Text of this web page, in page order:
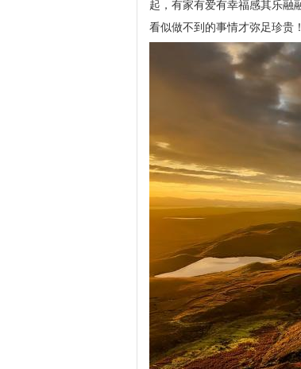
起，有家有爱有幸福感其乐融
看似做不到的事情才弥足珍贵！